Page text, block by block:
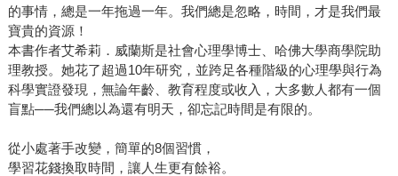
的事情，總是一年拖過一年。我們總是忽略，時間，才是我們最
寶貴的資源！
本書作者艾希莉．威蘭斯是社會心理學博士、哈佛大學商學院助
理教授。她花了超過10年研究，並跨足各種階級的心理學與行為
科學實證發現，無論年齡、教育程度或收入，大多數人都有一個
盲點──我們總以為還有明天，卻忘記時間是有限的。
從小處著手改變，簡單的8個習慣，
學習花錢換取時間，讓人生更有餘裕。